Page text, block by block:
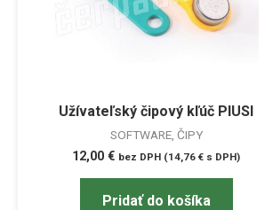
Užívateľský čipový kľúč PIUSI
SOFTWARE, ČIPY
12,00 € bez DPH (14,76 € s DPH)
Pridať do košíka